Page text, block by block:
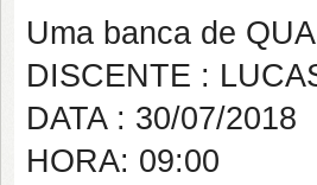
Uma banca de
DISCENTE :
DATA : 30/07/2018
HORA: 09:00